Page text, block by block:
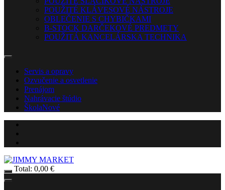
POUŽITÉ KLÁVESOVÉ NÁSTROJE
OBLEČENIE S CHYBIČKAMI
B-STOCK DARČEKOVÉ PREDMETY
POUŽITÁ KANCELÁRSKA TECHNIKA
Servis a opravy
Ozvučenie a osvetlenie
Prenájom
Nahrávacie štúdio
ŠkolaNové
Total: 0,00 €